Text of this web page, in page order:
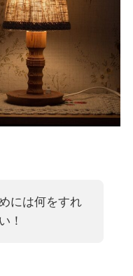
には何をすれ
！